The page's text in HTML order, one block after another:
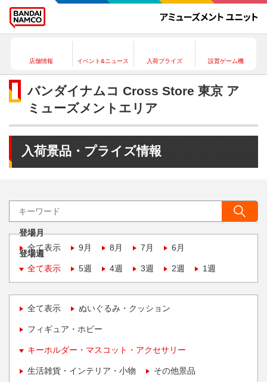
店舗情報 イベント&ニュース 入荷プライズ 設置ゲーム機
バンダイナムコ Cross Store 東京 ア
ミューズメントエリア
入荷景品・プライズ情報
登場月
全て表示
9月 8月 7月 6月
登場週
全て表示
5週 4週 3週 2週 1週
全て表示 ぬいぐるみ・クッション
フィギュア・ホビー
キーホルダー・マスコット・アクセサリー
生活雑貨・インテリア・小物 その他景品